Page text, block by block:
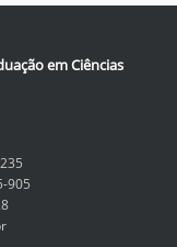
em Ciências
905